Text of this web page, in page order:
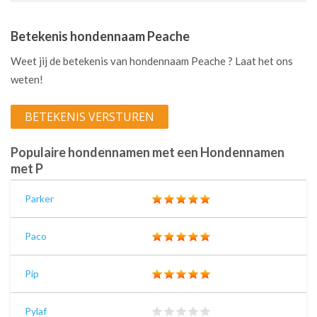
Betekenis hondennaam Peache
Weet jij de betekenis van hondennaam Peache ? Laat het ons
weten!
BETEKENIS VERSTUREN
Populaire hondennamen met een Hondennamen
met P
Parker
Paco
Pip
Pylaf